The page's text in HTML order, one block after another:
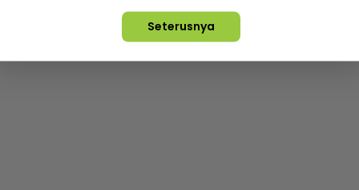
Terpelihara © 2026. Star Media Group Berhad [197101000523
Seterusnya